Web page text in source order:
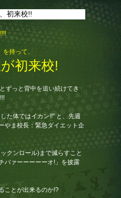
初来校!!
を持って、
初来校!
ずっと背中を追い続けてき
た体ではイカン!!" と、先週
やま校長：緊急ダイエット企
クンロール)まで減らすこと
バァーーーーーオ!」を披露
ことが出来るのか!?